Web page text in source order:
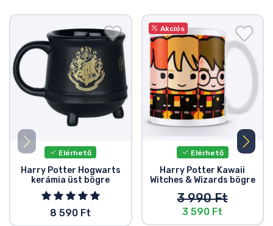
Elérhető
Harry Potter Hogwarts
kerámia üst bögre
8 590 Ft
Akciós
Elérhető
Harry Potter Kawaii
Witches & Wizards bögre
3 990 Ft
3 590 Ft